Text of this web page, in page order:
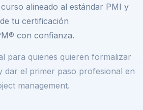
alineado al estándar PMI y
tu certificación
con confianza.
para quienes quieren formalizar
dar el primer paso profesional en
management.